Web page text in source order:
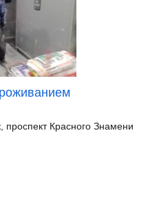
Красного Знамени